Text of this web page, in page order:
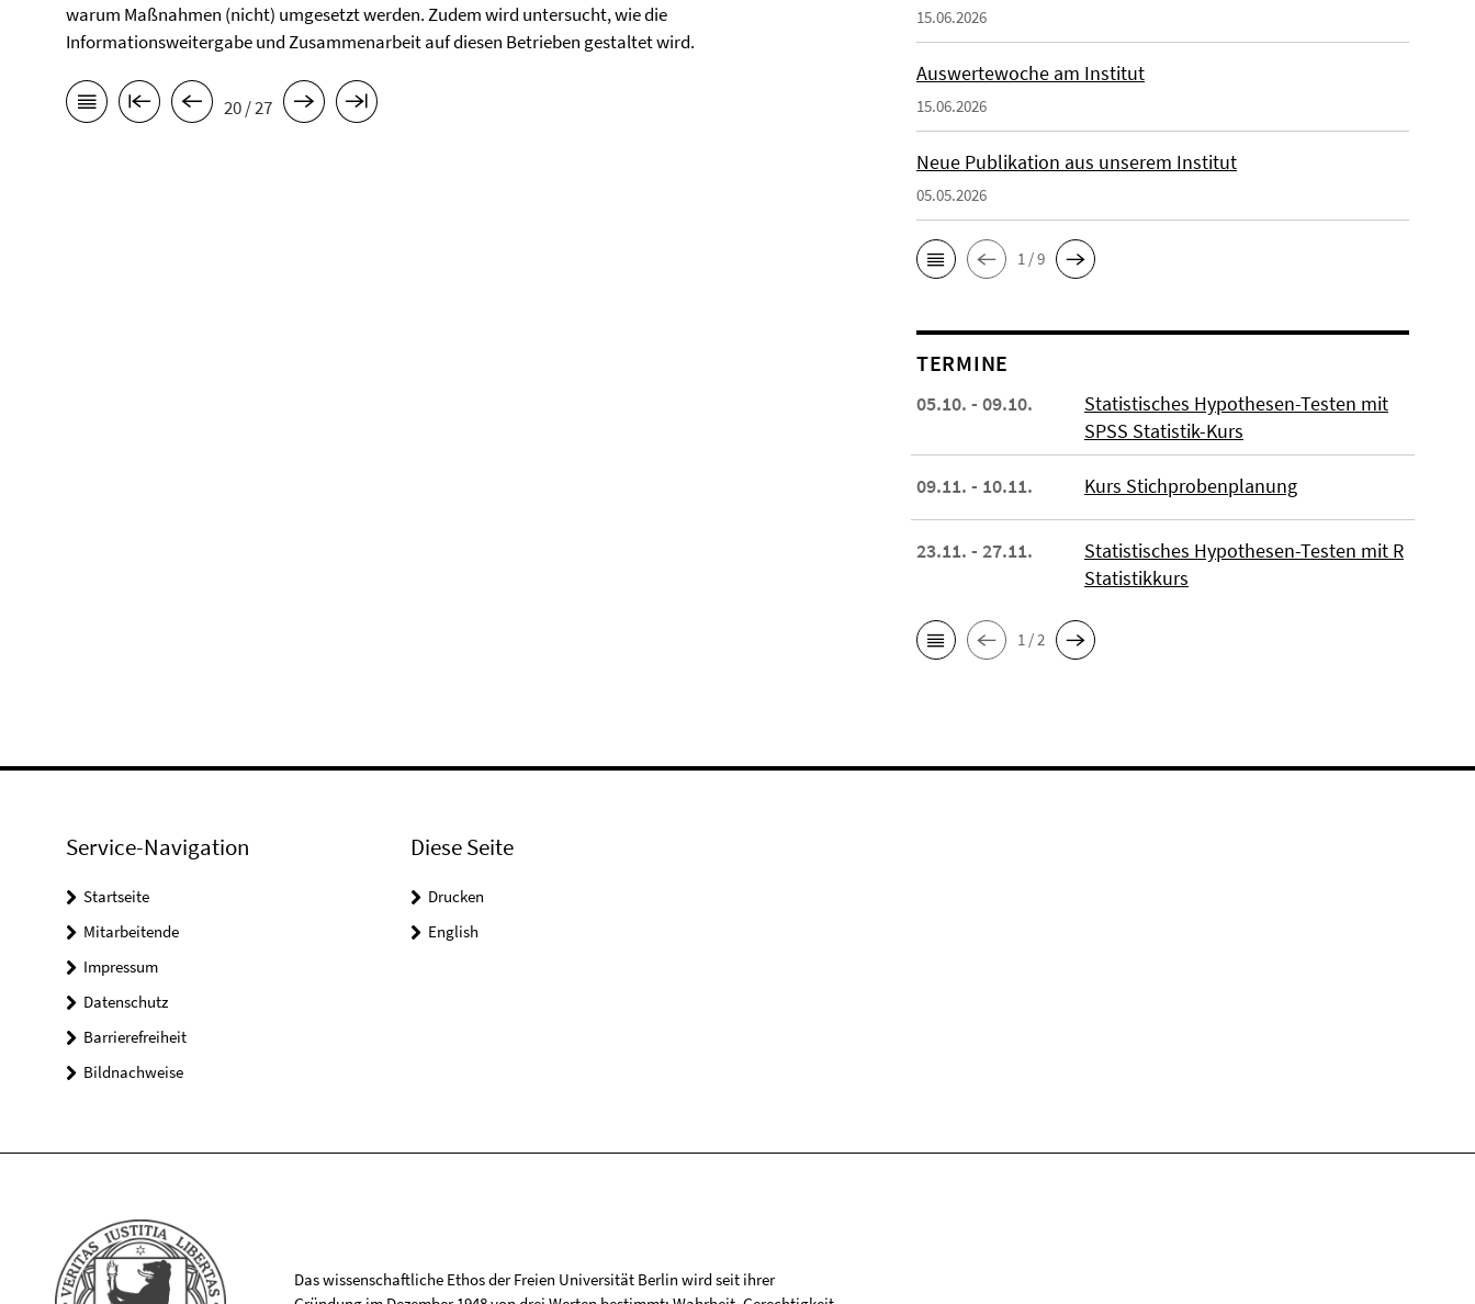
warum Maßnahmen (nicht) umgesetzt werden. Zudem wird untersucht, wie die
Informationsweitergabe und Zusammenarbeit auf diesen Betrieben gestaltet wird.
20 / 27
15.06.2026
Auswertewoche am Institut
15.06.2026
Neue Publikation aus unserem Institut
05.05.2026
1 / 9
TERMINE
05.10. - 09.10.
Statistisches Hypothesen-Testen mit
SPSS Statistik-Kurs
09.11. - 10.11. Kurs Stichprobenplanung
23.11. - 27.11.
Statistisches Hypothesen-Testen mit R
Statistikkurs
1 / 2
Service-Navigation
Startseite
Mitarbeitende
Impressum
Datenschutz
Barrierefreiheit
Bildnachweise
Diese Seite
Drucken
English
Das wissenschaftliche Ethos der Freien Universität Berlin wird seit ihrer